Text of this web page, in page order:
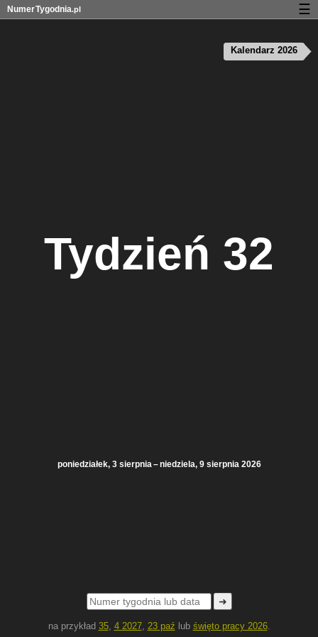
Tydzień 32
poniedziałek, 3 sierpnia – niedziela, 9 sierpnia 2026
➜
na przykład 35, 4 2027, 23 paź lub święto pracy 2026.
Kalendarz 2026
NumerTygodnia.pl ☰